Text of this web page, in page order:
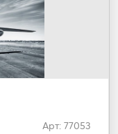
Арт: 77053